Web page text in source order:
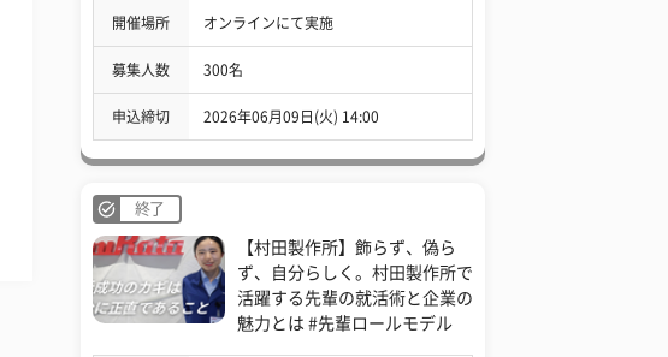
開催場所 オンラインにて実施
募集人数 300名
申込締切 2026年06月09日(火) 14:00
終了
【村田製作所】飾らず、偽ら
ず、自分らしく。村田製作所で
活躍する先輩の就活術と企業の
魅力とは #先輩ロールモデル